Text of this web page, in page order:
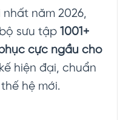
năm 2026,
sưu tập 1001+
cực ngầu cho
hiện đại, chuẩn
hệ mới.